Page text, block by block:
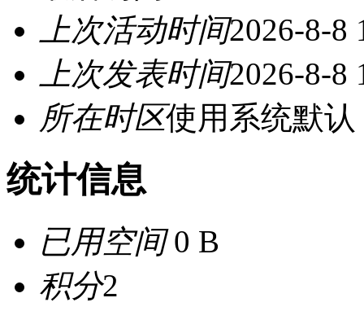
上次活动时间2026-8-8
上次发表时间2026-8-8
所在时区使用系统默认
统计信息
已用空间0 B
积分2